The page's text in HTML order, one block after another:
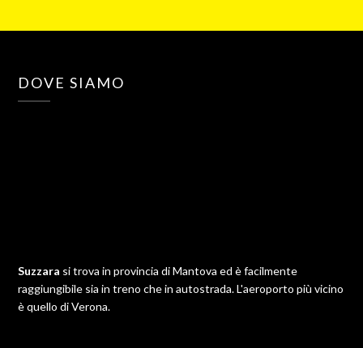
DOVE SIAMO
Suzzara si trova in provincia di Mantova ed è facilmente
raggiungibile sia in treno che in autostrada. L'aeroporto più vicino
è quello di Verona.